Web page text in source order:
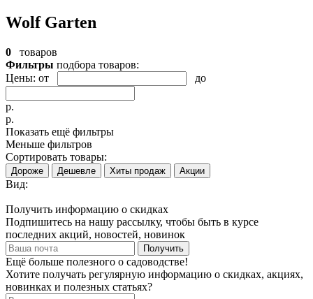
Wolf Garten
0 товаров
Фильтры подбора товаров:
Цены: от до
р.
р.
Показать ещё фильтры
Меньше фильтров
Сортировать товары:
Дороже Дешевле Хиты продаж Акции
Вид:
Получить информацию о скидках
Подпишитесь на нашу рассылку, чтобы быть в курсе
последних акций, новостей, новинок
Получить
Ещё больше полезного о садоводстве!
Хотите получать регулярную информацию о скидках, акциях,
новинках и полезных статьях?